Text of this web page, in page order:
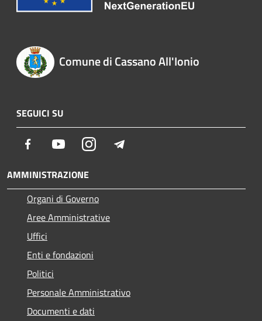
Comune di Cassano All'Ionio
SEGUICI SU
Facebook YoutubeInstagram
AMMINISTRAZIONE
Organi di Governo
Aree Amministrative
Uffici
Enti e fondazioni
Politici
Personale Amministrativo
Documenti e dati